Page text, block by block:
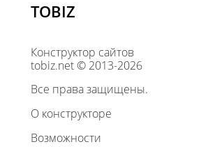
TOBIZ
Конструктор сайтов
tobiz.net © 2013-2026
Все права защищены.
О конструкторе
Возможности